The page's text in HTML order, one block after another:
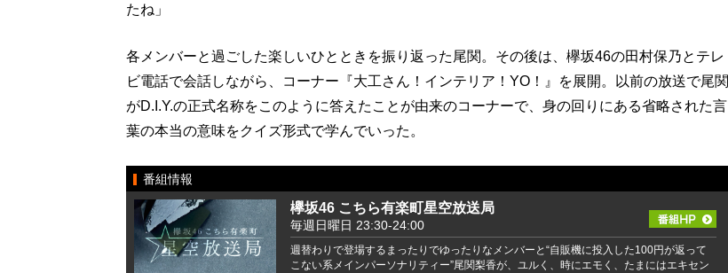
たね」
各メンバーと過ごした楽しいひとときを振り返った尾関。その後は、欅坂46の田村保乃とテレ
ビ電話で会話しながら、コーナー『大工さん！インテリア！YO！』を展開。以前の放送で尾関
がD.I.Y.の正式名称をこのように答えたことが由来のコーナーで、身の回りにある省略された言
葉の本当の意味をクイズ形式で学んでいった。
番組情報
欅坂46 こちら有楽町星空放送局
毎週日曜日 23:30-24:00
週替わりで登場するまったりでゆったりなメンバーと“自販機に投入した100円が返って
こない系メインパーソナリティー”尾関梨香が、ユルく、時にエモく、たまにはエキセン